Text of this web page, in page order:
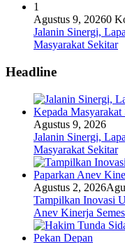
1
Agustus 9, 20260
Jalanin Sinergi,
Masyarakat Sekitar
Headline
Agustus 9, 2026
Jalanin Sinergi,
Masyarakat Sekitar
Agustus 2, 2026
Tampilkan Inovasi
Anev Kinerja